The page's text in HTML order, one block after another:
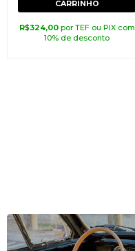
CARRINHO
R$324,00 por TEF ou PIX com
10% de desconto